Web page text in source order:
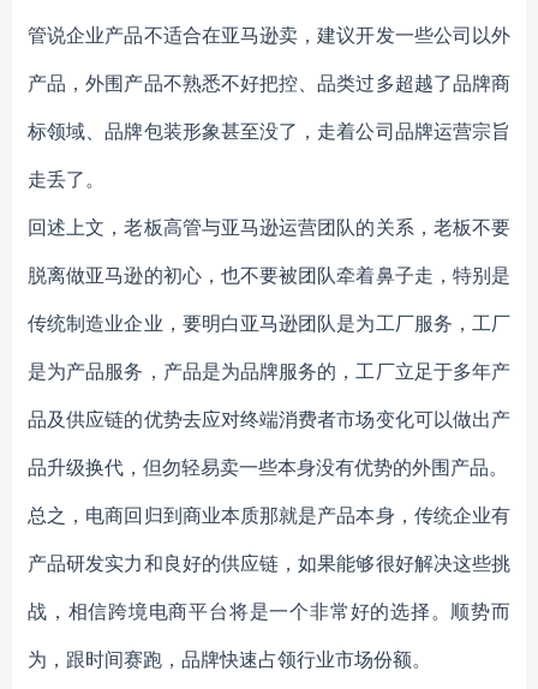
管说企业产品不适合在亚马逊卖，建议开发一些公司以外
产品，外围产品不熟悉不好把控、品类过多超越了品牌商
标领域、品牌包装形象甚至没了，走着公司品牌运营宗旨
走丢了。
回述上文，老板高管与亚马逊运营团队的关系，老板不要
脱离做亚马逊的初心，也不要被团队牵着鼻子走，特别是
传统制造业企业，要明白亚马逊团队是为工厂服务，工厂
是为产品服务，产品是为品牌服务的，工厂立足于多年产
品及供应链的优势去应对终端消费者市场变化可以做出产
品升级换代，但勿轻易卖一些本身没有优势的外围产品。
总之，电商回归到商业本质那就是产品本身，传统企业有
产品研发实力和良好的供应链，如果能够很好解决这些挑
战，相信跨境电商平台将是一个非常好的选择。顺势而
为，跟时间赛跑，品牌快速占领行业市场份额。